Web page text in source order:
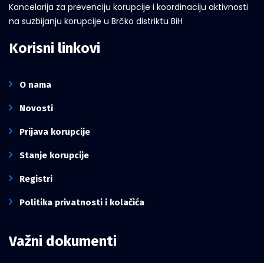
Kancelarija za prevenciju korupcije i koordinaciju aktivnosti
na suzbijanju korupcije u Brčko distriktu BiH
Korisni linkovi
O nama
Novosti
Prijava korupcije
Stanje korupcije
Registri
Politika privatnosti i kolačića
Važni dokumenti